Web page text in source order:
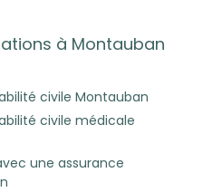
à Montauban
civile Montauban
civile médicale
une assurance